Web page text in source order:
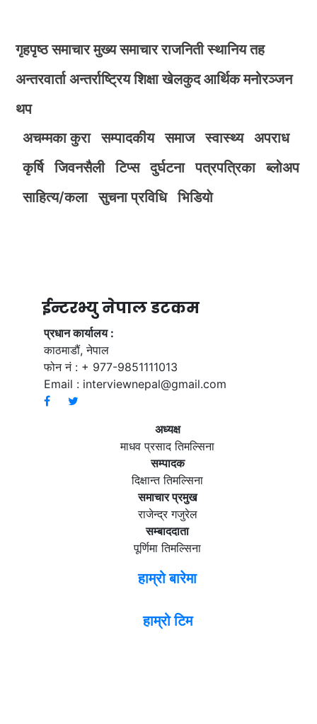
गृहपृष्ठ समाचार मुख्य समाचार राजनिती स्थानिय तह
अन्तरवार्ता अन्तर्राष्ट्रिय शिक्षा खेलकुद आर्थिक मनोरञ्जन
थप
अचम्मका कुरा
सम्पादकीय समाज स्वास्थ्य
अपराध
कृर्षि
जिवनसैली टिप्स दुर्घटना पत्रपत्रिका
ब्लोअप
साहित्य/कला
सुचना प्रविधि भिडियाे
ईन्टरभ्यु नेपाल डटकम
प्रधान कार्यालय :
काठमाडौं, नेपाल
फोन नं : + 977-9851111013
Email : interviewnepal@gmail.com
अध्यक्ष
माधव प्रसाद तिमल्सिना
सम्पादक
दिक्षान्त तिमल्सिना
समाचार प्रमुख
राजेन्द्र गजुरेल
सम्बाददाता
पूर्णिमा तिमल्सिना
हाम्रो बारेमा
हाम्रो टिम